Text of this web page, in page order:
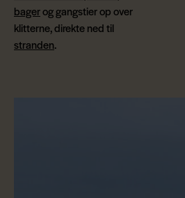
bagerog gangstier op over
klitterne, direkte ned til
stranden.